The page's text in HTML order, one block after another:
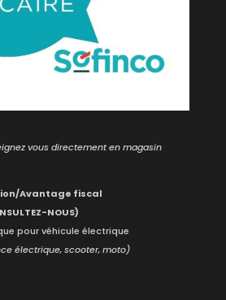
vous directement en magasin
Avantage fiscal
NOUS)
pour véhicule électrique
électrique, scooter, moto)